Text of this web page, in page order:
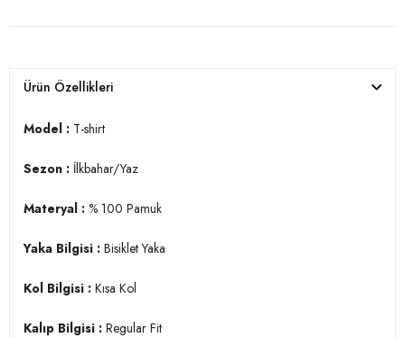
cm / Beden L
Üretim Yeri :Türkiye
3DY15902387.25
Ürün Özellikleri
Model : T-shirt
Sezon : İlkbahar/Yaz
Materyal : % 100 Pamuk
Yaka Bilgisi : Bisiklet Yaka
Kol Bilgisi : Kısa Kol
Kalıp Bilgisi : Regular Fit